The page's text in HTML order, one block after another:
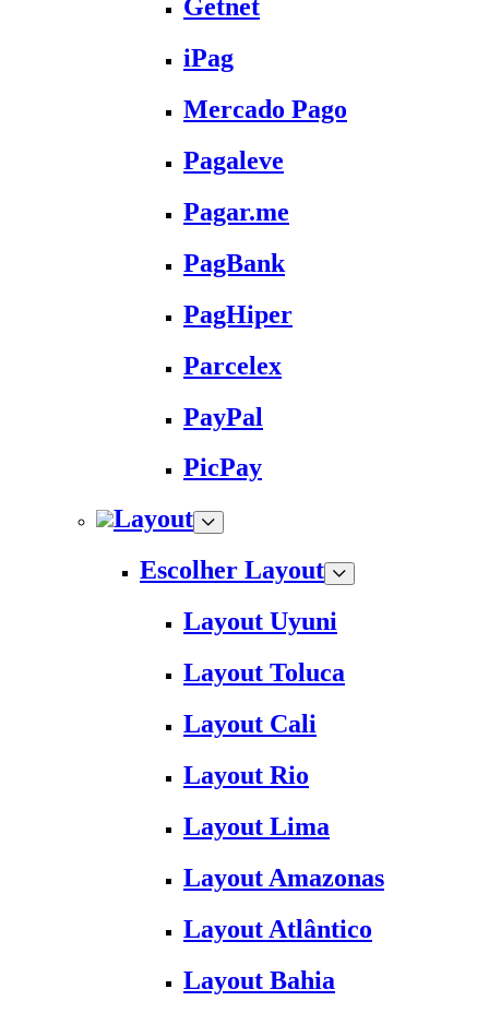
Getnet
iPag
Mercado Pago
Pagaleve
Pagar.me
PagBank
PagHiper
Parcelex
PayPal
PicPay
Layout
Escolher Layout
Layout Uyuni
Layout Toluca
Layout Cali
Layout Rio
Layout Lima
Layout Amazonas
Layout Atlântico
Layout Bahia